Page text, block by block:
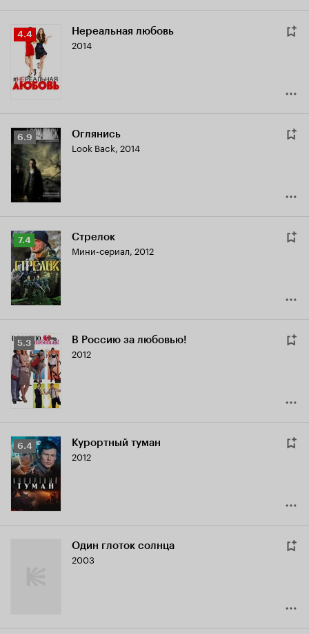
Рейтинг
Кинопоиска
4.4
4.4 Нереальная любовь
2014
Рейтинг
Кинопоиска
6.9
6.9 Оглянись
Look Back, 2014
Рейтинг
Кинопоиска
7.4
7.4 Стрелок
Мини-сериал, 2012
Рейтинг
Кинопоиска
5.3
5.3 В Россию за любовью!
2012
Рейтинг
Кинопоиска
6.4
6.4 Курортный туман
2012
Один глоток солнца
2003